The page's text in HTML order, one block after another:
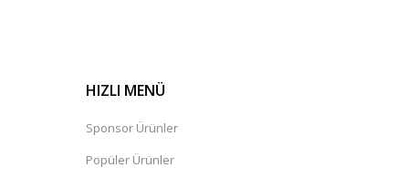
HIZLI MENÜ
Sponsor Ürünler
Popüler Ürünler